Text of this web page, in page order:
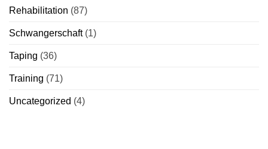
Rehabilitation (87)
Schwangerschaft(1)
Taping (36)
Training (71)
Uncategorized (4)